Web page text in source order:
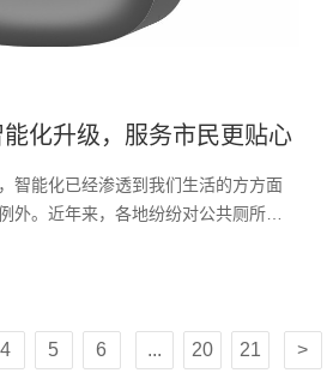
化升级，服务市民更贴心
能化已经渗透到我们生活的方方面
外。近年来，各地纷纷对公共厕所纸
更加贴心的服务。 公共厕所纸巾盒
下几个方面。首先，通过采用智能感
出纸功能。市民只需将手靠近纸巾盒
弹出，无需手动抽取，大大方便了市
4 5 6 ... 20 21